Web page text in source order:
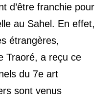
d’être franchie pour
au Sahel. En effet,
étrangères,
Traoré, a reçu ce
du 7e art
sont venus